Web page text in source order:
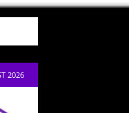
2026